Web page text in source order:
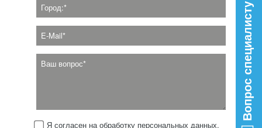
Я согласен на обработку персональных данных.
Вопрос специалисту